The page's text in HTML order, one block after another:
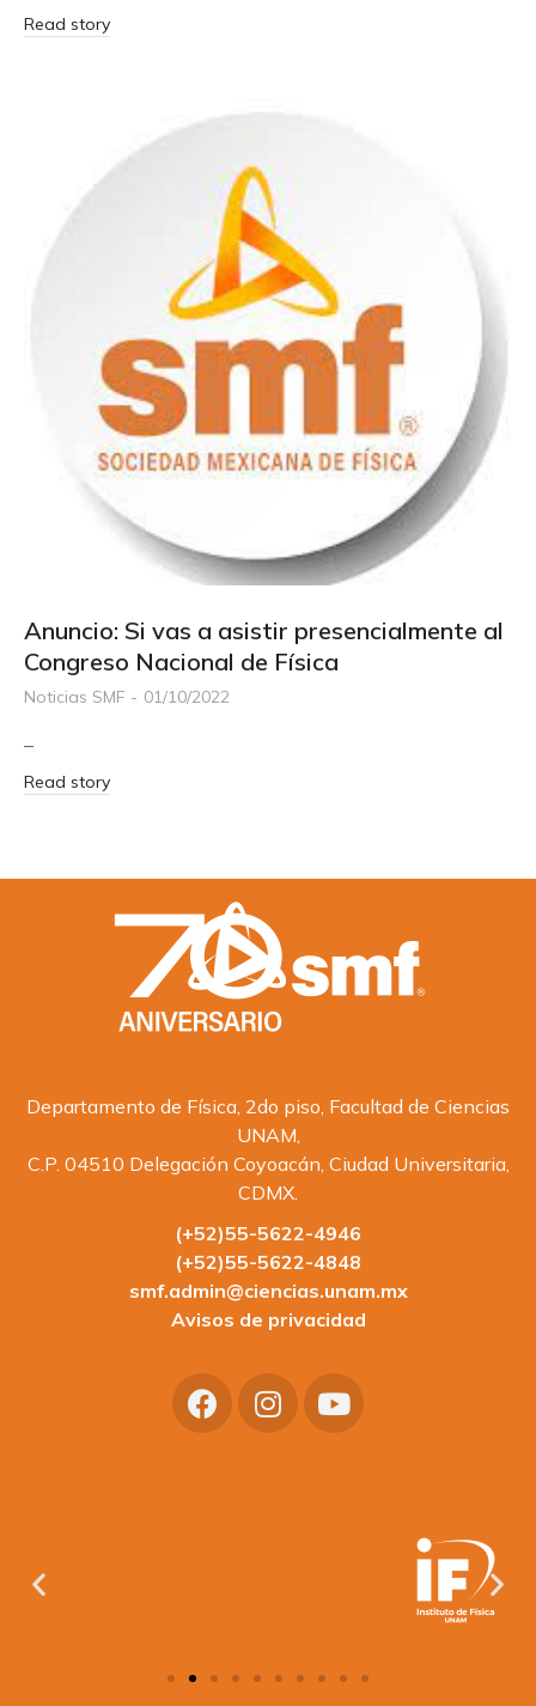
Read story
Anuncio: Si vas a asistir presencialmente al
Congreso Nacional de Física
Noticias SMF 01/10/2022
–
Read story
Departamento de Física, 2do piso, Facultad de Ciencias
UNAM,
C.P. 04510 Delegación Coyoacán, Ciudad Universitaria,
CDMX.
(+52)55-5622-4946
(+52)55-5622-4848
smf.admin@ciencias.unam.mx
Avisos de privacidad